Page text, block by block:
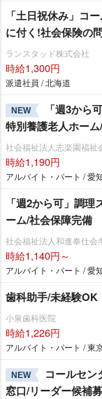
「土日祝休み」コ
に付く!社会保険の
ランスタッド株式会社
時給1,300円
派遣社員 / 北海道
NEW
「週3から
特別養護老人ホー
社会福祉法人志楽園福祉
時給1,190円
アルバイト・パート / 愛
「週2から可」調
ーム/社会保障完備
社会福祉法人和進奉仕会
時給1,140円～
アルバイト・パート / 愛
歯科助手/未経験
小泉歯科医院
時給1,226円
アルバイト・パート / 東
NEW
コールセン
窓口/リーダー候補